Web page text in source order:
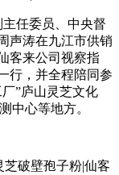
主任委员、中央督
声涛在九江市供销
客来公司视察指
行，并全程陪同参
”庐山灵芝文化
中心等地方。